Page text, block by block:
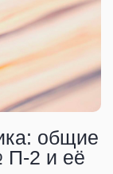
общие
П-2 и её